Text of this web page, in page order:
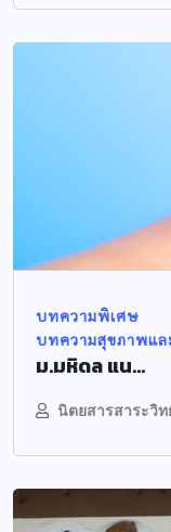
บทความพิเศษ
บทความสุขภาพแ
ม.มหิดล แน...
นิตยสารสาระวิ